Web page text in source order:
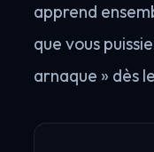
apprend
que vous
arnaque » dès